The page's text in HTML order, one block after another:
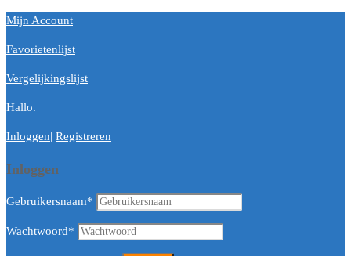
Mijn Account
Favorietenlijst
Vergelijkingslijst
Hallo.
Inloggen| Registreren
Inloggen
Gebruikersnaam*
Wachtwoord*